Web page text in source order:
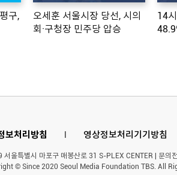
구,
오세훈 서울시장 당선, 시의
회·구청장 민주당 압승
14
보처리방침 l 영상정보처리기기방침
서울특별시 마포구 매봉산로 31 S-PLEX CENTER | 문
© Since 2020 Seoul Media Foundation TBS. All